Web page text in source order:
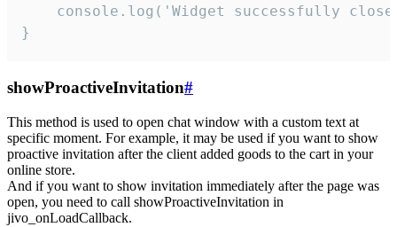
console.log('Widget successfully
}
showProactiveInvitation#
This method is used to open chat window with a custom text at
specific moment. For example, it may be used if you want to show
proactive invitation after the client added goods to the cart in your
online store.
And if you want to show invitation immediately after the page was
open, you need to call showProactiveInvitation in
jivo_onLoadCallback.